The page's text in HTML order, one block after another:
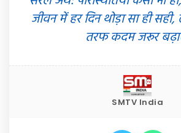
जीवन में हर दिन थोड़ा सा ही
तरफ कदम जरूर
SMTV India